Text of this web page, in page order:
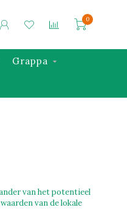
0
Grappa
van het potentieel
van de lokale